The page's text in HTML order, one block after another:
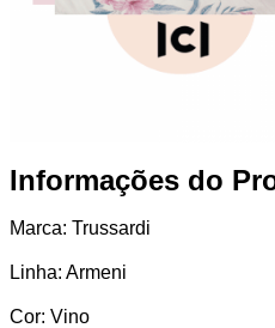
Informações do
Marca: Trussardi
Linha: Armeni
Cor: Vino